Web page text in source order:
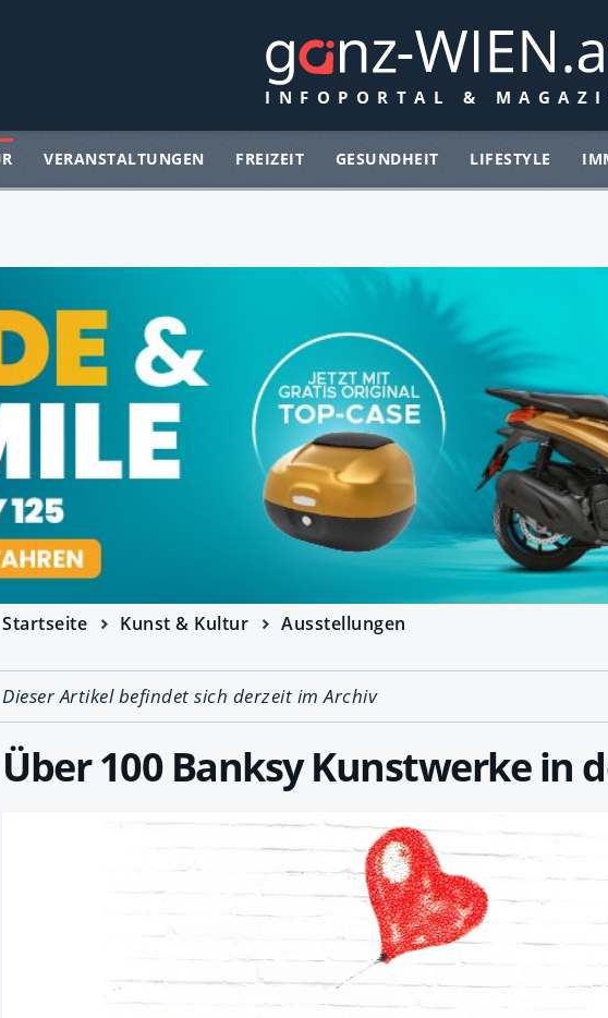
VERANSTALTUNGEN FREIZEIT GESUNDHEIT LIFESTYLE
Startseite Kunst & Kultur Ausstellungen
Dieser Artikel befindet sich derzeit im Archiv
Über 100 Banksy Kunstwerke in